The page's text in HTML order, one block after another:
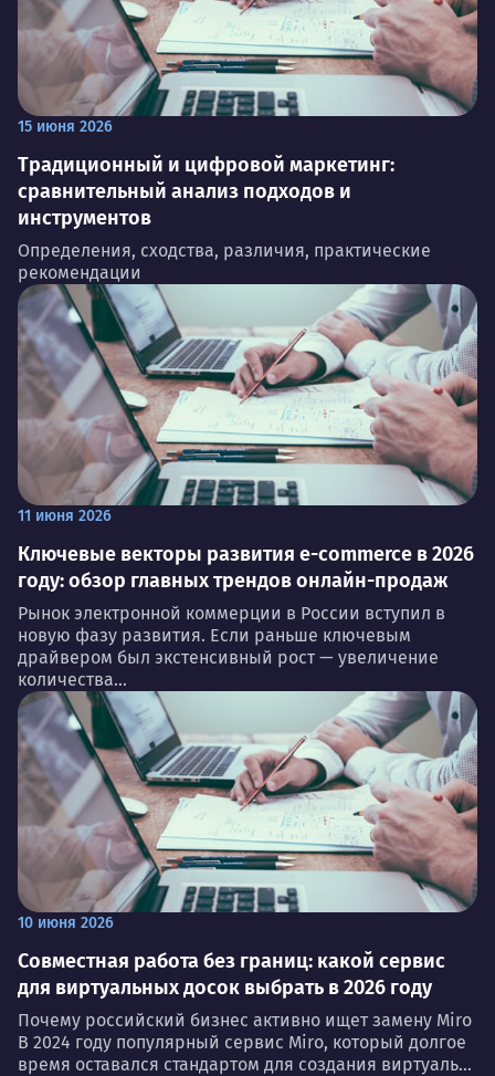
15 июня 2026
Традиционный и цифровой маркетинг:
сравнительный анализ подходов и
инструментов
Определения, сходства, различия, практические
рекомендации
11 июня 2026
Ключевые векторы развития e-commerce в 2026
году: обзор главных трендов онлайн-продаж
Рынок электронной коммерции в России вступил в
новую фазу развития. Если раньше ключевым
драйвером был экстенсивный рост — увеличение
количества...
10 июня 2026
Совместная работа без границ: какой сервис
для виртуальных досок выбрать в 2026 году
Почему российский бизнес активно ищет замену Miro
В 2024 году популярный сервис Miro, который долгое
время оставался стандартом для создания виртуаль...